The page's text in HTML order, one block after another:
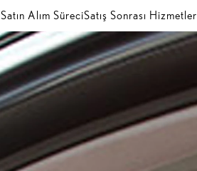
Satın Alım SüreciSatış Sonrası Hizmetler